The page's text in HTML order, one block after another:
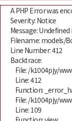
A PHP Error was
Severity: Notice
Message:
Filename: models/
Line Number: 412
Backtrace:
File: /k1004pjy/
Line: 412
Function:
File: /k1004pjy/
Line: 109